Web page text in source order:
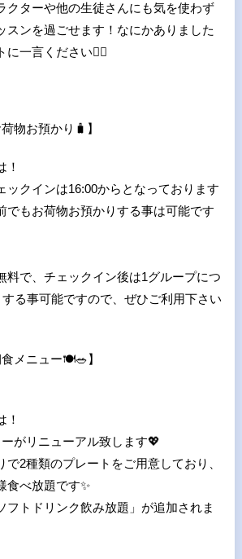
クターや他の生徒さんにも気を使わず
スンを過ごせます！なにかありました
に一言ください🙆
物お預かり 🧳 】
！
ックインは16:00からとなっております
でもお荷物お預かりする事は可能です
料で、チェックイン後は1グループにつ
る事可能ですので、ぜひご利用下さい
メニュー🍽🥗】
！
がリニューアル致します💖
で2種類のプレートをご用意しており、
食べ放題です✨
フトドリンク飲み放題」が追加されま